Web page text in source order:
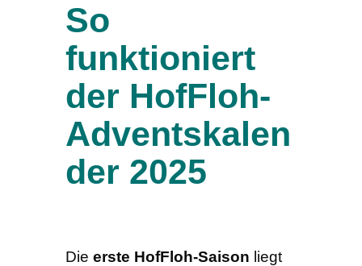
So
funktioniert
der HofFloh-
Adventskalen
der 2025
Die erste HofFloh-Saison liegt